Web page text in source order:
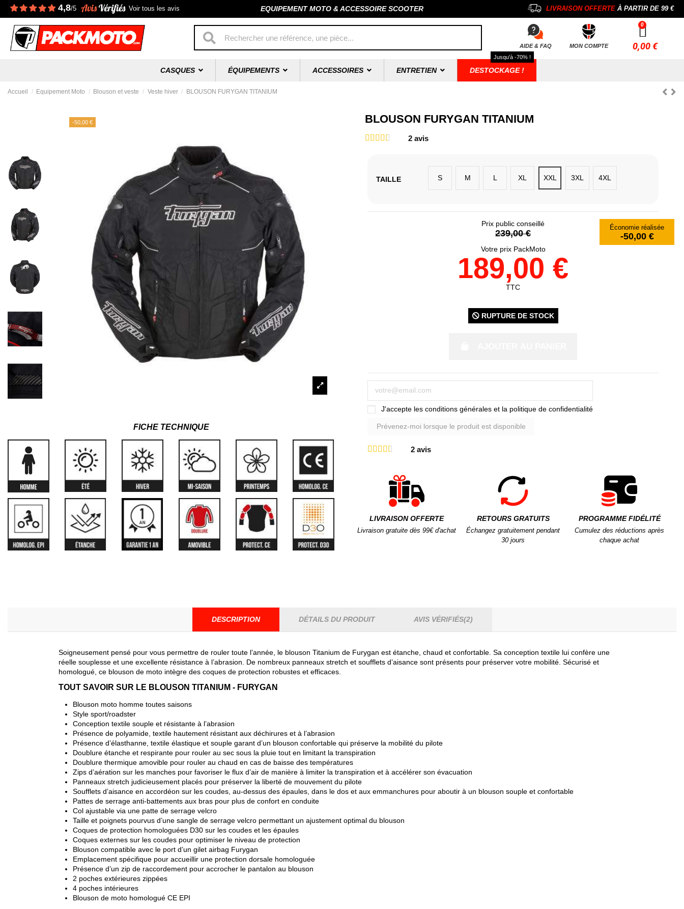
4,8/5 Voir tous les avis EQUIPEMENT MOTO & ACCESSOIRE SCOOTER LIVRAISON OFFERTEÀ PARTIR DE 99 €
AIDE & FAQ MON COMPTE 0,00 €
CASQUES ÉQUIPEMENTS ACCESSOIRES ENTRETIEN DESTOCKAGE !
Jusqu'à -70% !
Accueil Equipement Moto Blouson et veste Veste hiver BLOUSON FURYGAN TITANIUM
-50,00 €
FICHE TECHNIQUE
BLOUSON FURYGAN TITANIUM
2 avis
TAILLE S M L XL XXL 3XL 4XL
Prix public conseillé
239,00 €
Économie réalisée
-50,00 €
Votre prix PackMoto
189,00 €
TTC
RUPTURE DE STOCK
J'accepte les conditions générales et la politique de confidentialité
2 avis
LIVRAISON OFFERTE
Livraison gratuite dès 99€ d'achat
RETOURS GRATUITS
Échangez gratuitement pendant
30 jours
PROGRAMME FIDÉLITÉ
Cumulez des réductions après
chaque achat
DESCRIPTION DÉTAILS DU PRODUIT AVIS VÉRIFIÉS(2)
Soigneusement pensé pour vous permettre de rouler toute l’année, le blouson Titanium de Furygan est étanche, chaud et confortable. Sa conception textile lui confère une
réelle souplesse et une excellente résistance à l’abrasion. De nombreux panneaux stretch et soufflets d’aisance sont présents pour préserver votre mobilité. Sécurisé et
homologué, ce blouson de moto intègre des coques de protection robustes et efficaces.
TOUT SAVOIR SUR LE BLOUSON TITANIUM - FURYGAN
Blouson moto homme toutes saisons
Style sport/roadster
Conception textile souple et résistante à l’abrasion
Présence de polyamide, textile hautement résistant aux déchirures et à l’abrasion
Présence d’élasthanne, textile élastique et souple garant d’un blouson confortable qui préserve la mobilité du pilote
Doublure étanche et respirante pour rouler au sec sous la pluie tout en limitant la transpiration
Doublure thermique amovible pour rouler au chaud en cas de baisse des températures
Zips d’aération sur les manches pour favoriser le flux d’air de manière à limiter la transpiration et à accélérer son évacuation
Panneaux stretch judicieusement placés pour préserver la liberté de mouvement du pilote
Soufflets d’aisance en accordéon sur les coudes, au-dessus des épaules, dans le dos et aux emmanchures pour aboutir à un blouson souple et confortable
Pattes de serrage anti-battements aux bras pour plus de confort en conduite
Col ajustable via une patte de serrage velcro
Taille et poignets pourvus d’une sangle de serrage velcro permettant un ajustement optimal du blouson
Coques de protection homologuées D30 sur les coudes et les épaules
Coques externes sur les coudes pour optimiser le niveau de protection
Blouson compatible avec le port d’un gilet airbag Furygan
Emplacement spécifique pour accueillir une protection dorsale homologuée
Présence d’un zip de raccordement pour accrocher le pantalon au blouson
2 poches extérieures zippées
4 poches intérieures
Blouson de moto homologué CE EPI